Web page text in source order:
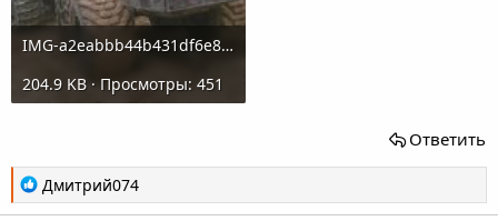
IMG-a2eabbb44b431df6e87bf3341b49c520-V.jpg
204.9 KB · Просмотры: 451
Ответить
Р
е
Дмитрий074